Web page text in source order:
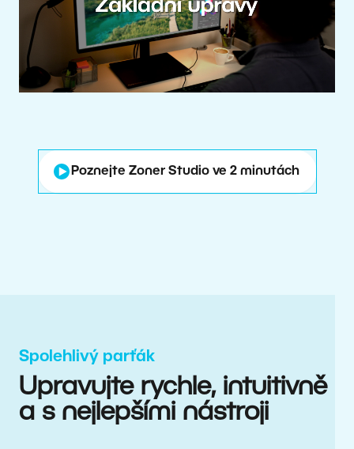
Poznejte Zoner Studio ve 2 minutách
Spolehlivý parťák
Upravujte rychle, intuitivně
a s nejlepšími nástroji